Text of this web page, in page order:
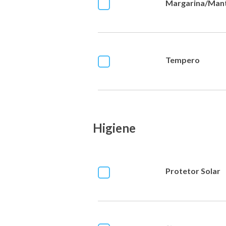
Margarina/
Tempero
Higiene
Protetor Solar